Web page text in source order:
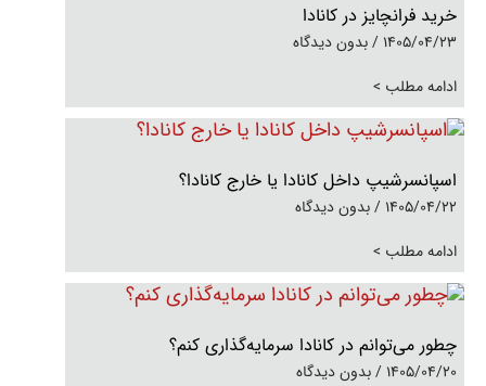
خرید فرانچایز در کانادا
1405/04/23
بدون دیدگاه
ادامه مطلب >
اسپانسرشیپ داخل کانادا یا خارج کانادا؟
1405/04/22
بدون دیدگاه
ادامه مطلب >
چطور می‌توانم در کانادا سرمایه‌گذاری کنم؟
1405/04/20
بدون دیدگاه